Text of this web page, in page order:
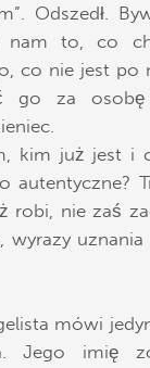
Odszedł.
nam to, co
co nie jest po
go za
kim już jest i
autentyczne?
robi, nie zaś
wyrazy uznania
mówi
Jego imię